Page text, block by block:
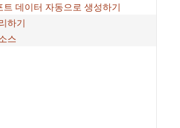
트 데이터 자동으로 생성하기
하기
스